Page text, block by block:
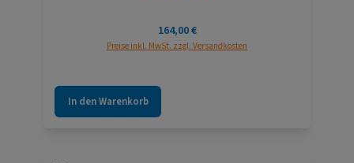
Regulärer Preis:
164,00 €
Preise inkl. MwSt. zzgl. Versandkosten
In den Warenkorb